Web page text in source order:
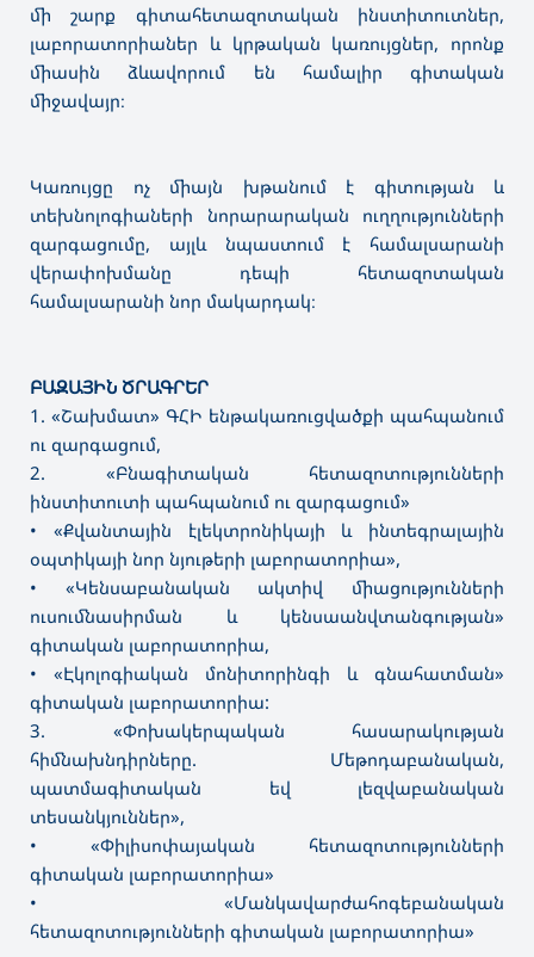
մի շարք գիտահետազոտական ինստիտուտներ,
լաբորատորիաներ և կրթական կառույցներ, որոնք
միասին ձևավորում են համալիր գիտական
միջավայր։
Կառույցը ոչ միայն խթանում է գիտության և
տեխնոլոգիաների նորարարական ուղղությունների
զարգացումը, այլև նպաստում է համալսարանի
վերափոխմանը դեպի հետազոտական
համալսարանի նոր մակարդակ։
ԲԱԶԱՅԻՆ ԾՐԱԳՐԵՐ
1. «Շախմատ» ԳՀԻ ենթակառուցվածքի պահպանում
ու զարգացում,
2. «Բնագիտական հետազոտությունների
ինստիտուտի պահպանում ու զարգացում»
• «Քվանտային էլեկտրոնիկայի և ինտեգրալային
օպտիկայի նոր նյութերի լաբորատորիա»,
• «Կենսաբանական ակտիվ միացությունների
ուսումնասիրման և կենսաանվտանգության»
գիտական լաբորատորիա,
• «Էկոլոգիական մոնիտորինգի և գնահատման»
գիտական լաբորատորիա:
3. «Փոխակերպական հասարակության
հիմնախնդիրները. Մեթոդաբանական,
պատմագիտական եվ լեզվաբանական
տեսանկյուններ»,
• «Փիլիսոփայական հետազոտությունների
գիտական լաբորատորիա»
• «Մանկավարժահոգեբանական
հետազոտությունների գիտական լաբորատորիա»